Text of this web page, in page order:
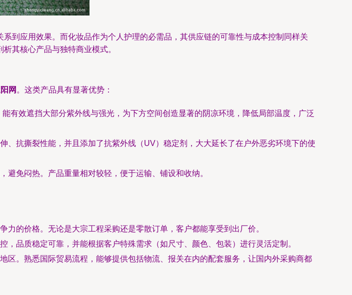
到应用效果。而化妆品作为个人护理的必需品，其供应链的可靠性与成本控制同样关
其核心产品与独特商业模式。
网 。这类产品具有显著优势：
有效遮挡大部分紫外线与强光，为下方空间创造显著的阴凉环境，降低局部温度，广泛
、抗撕裂性能，并且添加了抗紫外线（UV）稳定剂，大大延长了在户外恶劣环境下的使
避免闷热。产品重量相对较轻，便于运输、铺设和收纳。
力的价格。无论是大宗工程采购还是零散订单，客户都能享受到出厂价。
，品质稳定可靠，并能根据客户特殊需求（如尺寸、颜色、包装）进行灵活定制。
区。熟悉国际贸易流程，能够提供包括物流、报关在内的配套服务，让国内外采购商都